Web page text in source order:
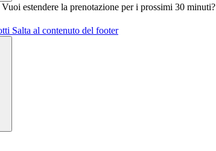
Vuoi estendere la prenotazione per i prossimi 30 minuti?
Salta al contenuto del footer